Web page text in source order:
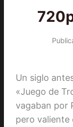
Un siglo
«Juego de
vagaban por
pero valiente